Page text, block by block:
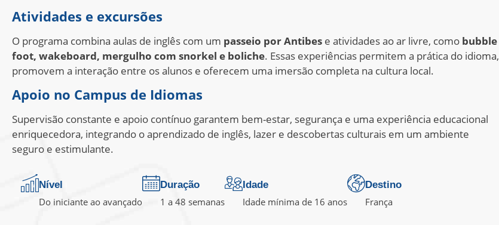
Atividades e excursões
O programa combina aulas de inglês com um passeio por Antibes e atividades ao ar livre, como bubble
foot, wakeboard, mergulho com snorkel e boliche. Essas experiências permitem a prática do idioma,
promovem a interação entre os alunos e oferecem uma imersão completa na cultura local.
Apoio no Campus de Idiomas
Supervisão constante e apoio contínuo garantem bem-estar, segurança e uma experiência educacional
enriquecedora, integrando o aprendizado de inglês, lazer e descobertas culturais em um ambiente
seguro e estimulante.
Nível
Do iniciante ao avançado
Duração
1 a 48 semanas
Idade
Idade mínima de 16 anos
Destino
França